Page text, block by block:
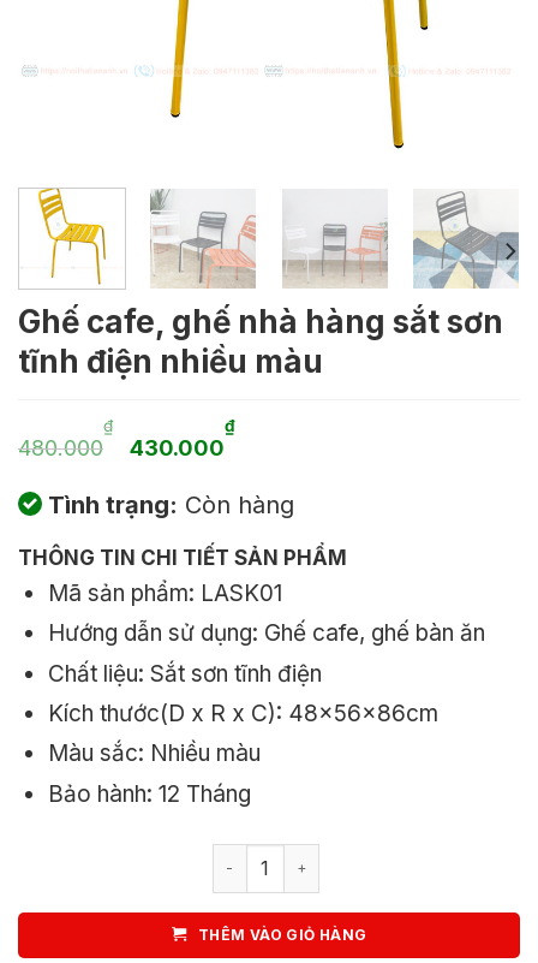
Ghế cafe, ghế nhà hàng sắt sơn
tĩnh điện nhiều màu
480.000
₫
Giá
gốc
là:
480.000₫.
430.000
₫Giá
hiện
tại
là:
430.000₫.
Tình trạng: Còn hàng
THÔNG TIN CHI TIẾT SẢN PHẨM
Mã sản phẩm: LASK01
Hướng dẫn sử dụng: Ghế cafe, ghế bàn ăn
Chất liệu: Sắt sơn tĩnh điện
Kích thước(D x R x C): 48x56x86cm
Màu sắc: Nhiều màu
Bảo hành: 12 Tháng
Ghế cafe, ghế nhà hàng sắt sơn tĩnh
THÊM VÀO GIỎ HÀNG